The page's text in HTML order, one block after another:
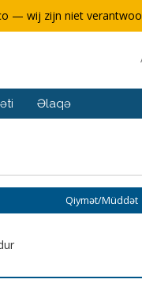
— wij zijn niet
Əlaqə
Qiymət/Müddət